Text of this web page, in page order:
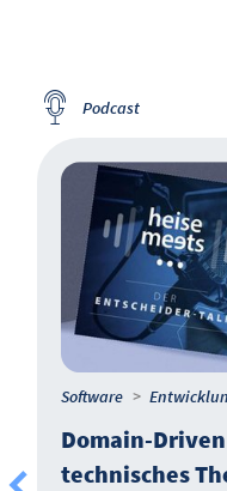
Podcast
Software
Domain-
technisches